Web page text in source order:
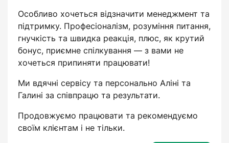
Особливо хочеться відзначити менеджмент та
підтримку. Професіоналізм, розуміння питання,
гнучкість та швидка реакція, плюс, як крутий
бонус, приємне спілкування — з вами не
хочеться припиняти працювати!
Ми вдячні сервісу та персонально Аліні та
Галині за співпрацю та результати.
Продовжуємо працювати та рекомендуємо
своїм клієнтам і не тільки.